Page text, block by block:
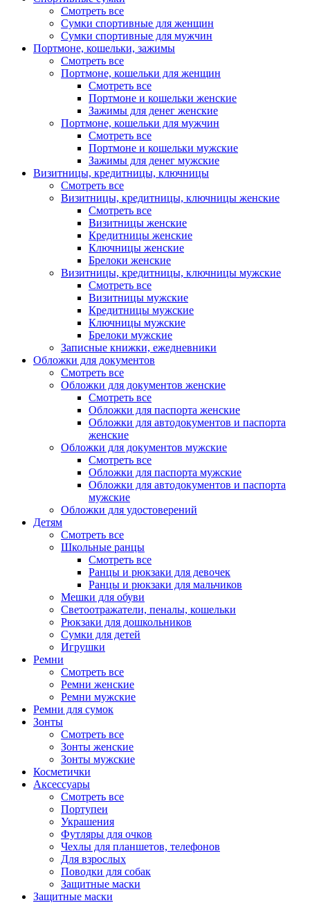
Смотреть все
Сумки спортивные для женщин
Сумки спортивные для мужчин
Портмоне, кошельки, зажимы
Смотреть все
Портмоне, кошельки для женщин
Смотреть все
Портмоне и кошельки женские
Зажимы для денег женские
Портмоне, кошельки для мужчин
Смотреть все
Портмоне и кошельки мужские
Зажимы для денег мужские
Визитницы, кредитницы, ключницы
Смотреть все
Визитницы, кредитницы, ключницы женские
Смотреть все
Визитницы женские
Кредитницы женские
Ключницы женские
Брелоки женские
Визитницы, кредитницы, ключницы мужские
Смотреть все
Визитницы мужские
Кредитницы мужские
Ключницы мужские
Брелоки мужские
Записные книжки, ежедневники
Обложки для документов
Смотреть все
Обложки для документов женские
Смотреть все
Обложки для паспорта женские
Обложки для автодокументов и паспорта
женские
Обложки для документов мужские
Смотреть все
Обложки для паспорта мужские
Обложки для автодокументов и паспорта
мужские
Обложки для удостоверений
Детям
Смотреть все
Школьные ранцы
Смотреть все
Ранцы и рюкзаки для девочек
Ранцы и рюкзаки для мальчиков
Мешки для обуви
Светоотражатели, пеналы, кошельки
Рюкзаки для дошкольников
Сумки для детей
Игрушки
Ремни
Смотреть все
Ремни женские
Ремни мужские
Ремни для сумок
Зонты
Смотреть все
Зонты женские
Зонты мужские
Косметички
Аксессуары
Смотреть все
Портупеи
Украшения
Футляры для очков
Чехлы для планшетов, телефонов
Для взрослых
Поводки для собак
Защитные маски
Защитные маски